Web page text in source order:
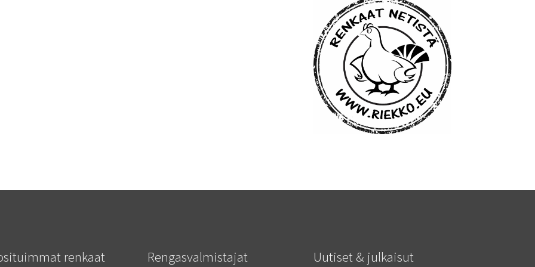
renkaat Rengasvalmistajat Uutiset & julkaisut